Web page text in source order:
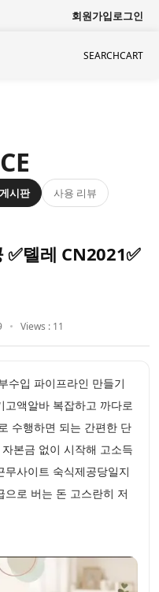
회원가입로그인
SEARCHCART
시판 사용 리뷰
톌레 CN2021✅
Views : 11
수입 파이프라인 만들기
액알바 복잡하고 까다로
수행하면 되는 간편한 단
본금 없이 시작해 고소득
사이트 숙식제공당일지
로 버는 돈 고스란히 저